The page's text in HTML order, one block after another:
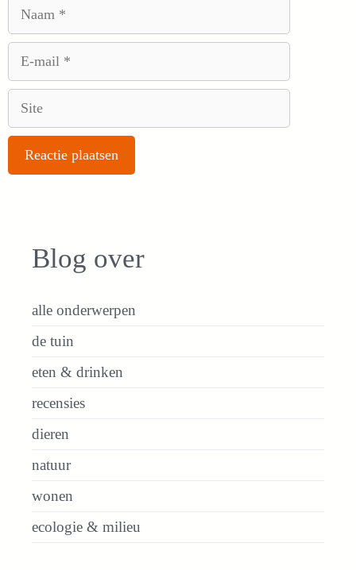
Blog over
alle onderwerpen
de tuin
eten & drinken
recensies
dieren
natuur
wonen
ecologie & milieu